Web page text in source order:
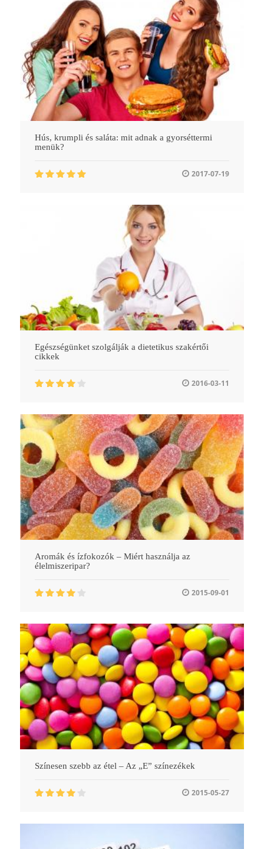
Hús, krumpli és saláta: mit adnak a gyorséttermi
menük?
2017-07-19
Egészségünket szolgálják a dietetikus szakértői
cikkek
2016-03-11
Aromák és ízfokozók – Miért használja az
élelmiszeripar?
2015-09-01
Színesen szebb az étel – Az „E” színezékek
2015-05-27